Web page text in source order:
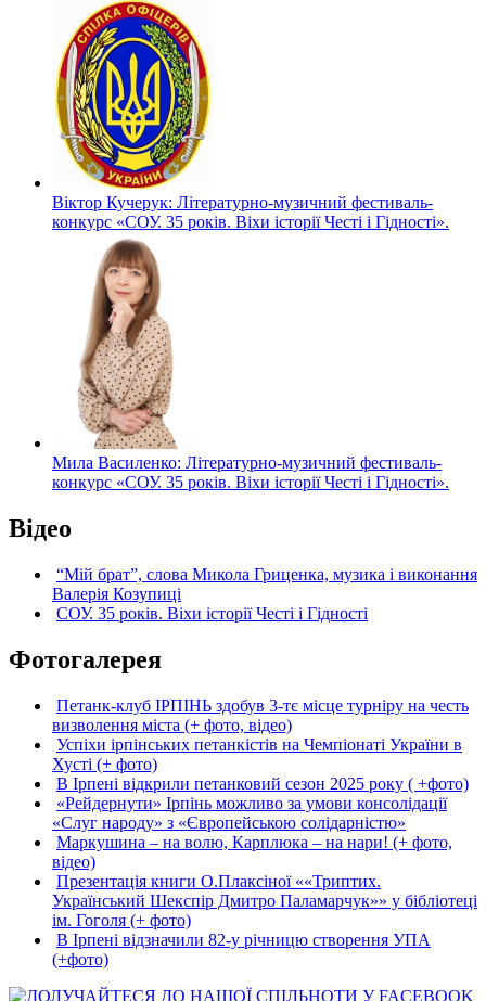
Віктор Кучерук: Літературно-музичний фестиваль-
конкурс «СОУ. 35 років. Віхи історії Честі і Гідності».
Мила Василенко: Літературно-музичний фестиваль-
конкурс «СОУ. 35 років. Віхи історії Честі і Гідності».
Відео
“Мій брат”, слова Микола Гриценка, музика і виконання
Валерія Козупиці
СОУ. 35 років. Віхи історії Честі і Гідності
Фотогалерея
Петанк-клуб ІРПІНЬ здобув 3-тє місце турніру на честь
визволення міста (+ фото, відео)
Успіхи ірпінських петанкістів на Чемпіонаті України в
Хусті (+ фото)
В Ірпені відкрили петанковий сезон 2025 року ( +фото)
«Рейдернути» Ірпінь можливо за умови консолідації
«Слуг народу» з «Європейською солідарністю»
Маркушина – на волю, Карплюка – на нари! (+ фото,
відео)
Презентація книги О.Плаксіної ««Триптих.
Український Шекспір Дмитро Паламарчук»» у бібліотеці
ім. Гоголя (+ фото)
В Ірпені відзначили 82-у річницю створення УПА
(+фото)